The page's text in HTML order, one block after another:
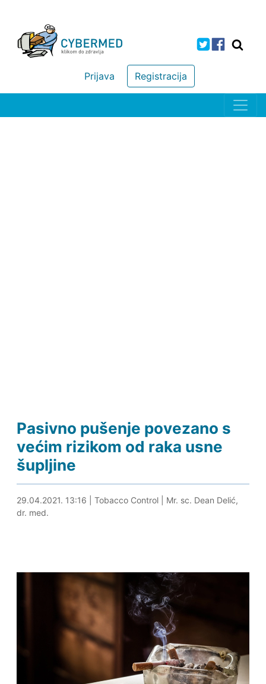
Registracija
Prijava
Pasivno pušenje povezano s
većim rizikom od raka usne
šupljine
29.04.2021. 13:31
29.04.2021. 13:16 Tobacco Control| Mr. sc. Dean Delić,
dr. med.